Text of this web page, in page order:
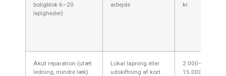
boligblok 6–20
lejligheder)
arbejde
kr.
Akut reparation (utæt
ledning, mindre læk)
Lokal lapning eller
udskiftning af kort
2.000–
15.000 kr.